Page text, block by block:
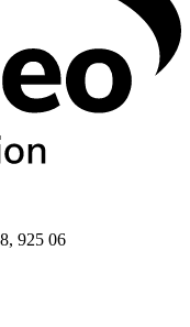
925 06